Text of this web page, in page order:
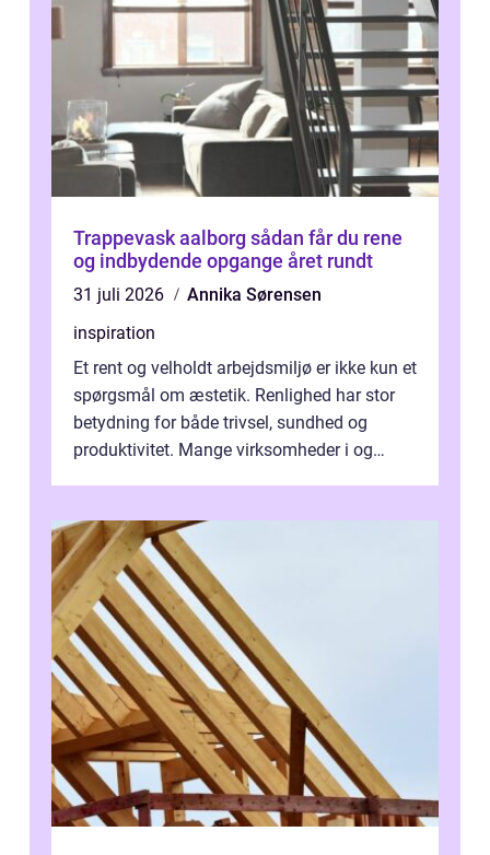
Trappevask aalborg sådan får du rene
og indbydende opgange året rundt
31 juli 2026
Annika Sørensen
inspiration
Et rent og velholdt arbejdsmiljø er ikke kun et
spørgsmål om æstetik. Renlighed har stor
betydning for både trivsel, sundhed og
produktivitet. Mange virksomheder i og